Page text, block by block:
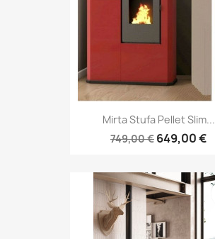
Mirta Stufa Pellet Slim...
749,00 € 649,00 €